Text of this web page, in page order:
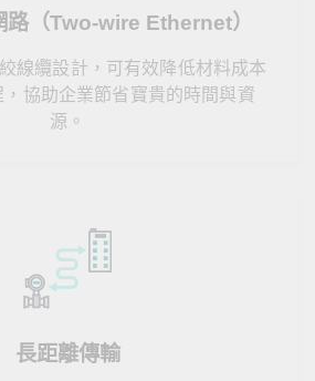
路（Two-wire Ethernet）
線纜設計，可有效降低材料成本
協助企業節省寶貴的時間與資
源。
長距離傳輸